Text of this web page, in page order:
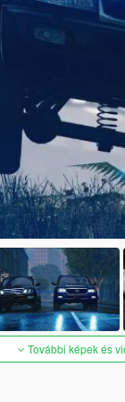
További képek és